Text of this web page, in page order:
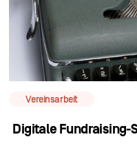
Vereinsarbeit
Digitale Fundraising-